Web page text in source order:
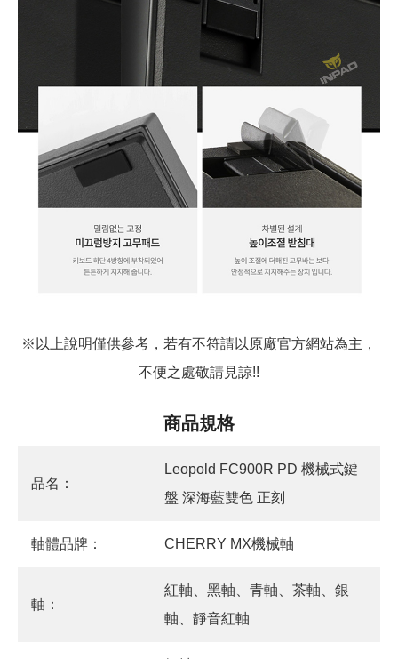
※以上說明僅供參考，若有不符請以原廠官方網站為主，
不便之處敬請見諒!!
商品規格
品名：
Leopold FC900R PD 機械式鍵
盤 深海藍雙色 正刻
軸體品牌： CHERRY MX機械軸
軸：
紅軸、黑軸、青軸、茶軸、銀
軸、靜音紅軸